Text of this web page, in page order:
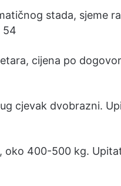
stada, sjeme
54
cijena po
cjevak dvobrazni.
oko 400-500 kg.